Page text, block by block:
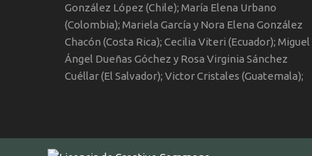
González López (Chile); María Elena Urbano
(Colombia); Mariela García y Nora Elena González
Chacón (Costa Rica); Cecilia Viteri (Ecuador); Miguel
Ángel Dueñas Góchez y Rosa Virginia Sánchez
Cuéllar (El Salvador); Victor Cristales (Guatemala);